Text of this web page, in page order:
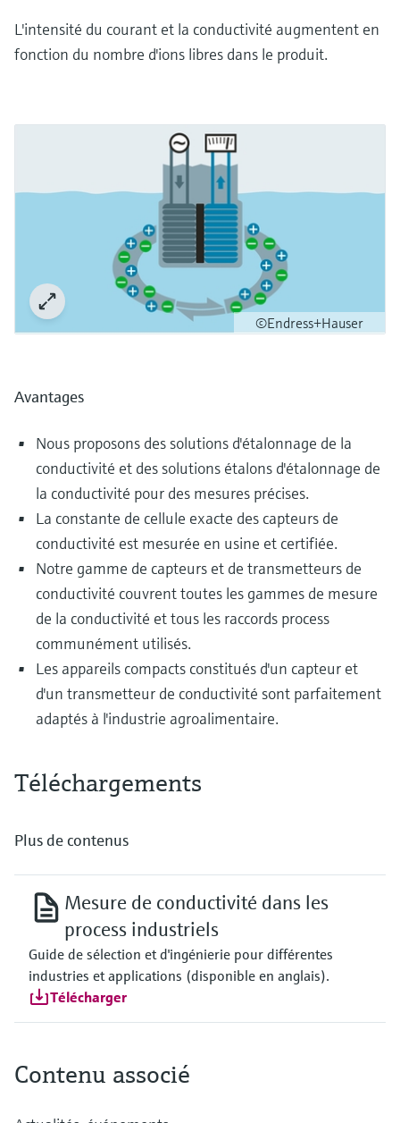
L'intensité du courant et la conductivité augmentent en
fonction du nombre d'ions libres dans le produit.
©Endress+Hauser
Avantages
Nous proposons des solutions d'étalonnage de la
conductivité et des solutions étalons d'étalonnage de
la conductivité pour des mesures précises.
La constante de cellule exacte des capteurs de
conductivité est mesurée en usine et certifiée.
Notre gamme de capteurs et de transmetteurs de
conductivité couvrent toutes les gammes de mesure
de la conductivité et tous les raccords process
communément utilisés.
Les appareils compacts constitués d'un capteur et
d'un transmetteur de conductivité sont parfaitement
adaptés à l'industrie agroalimentaire.
Téléchargements
Plus de contenus
Mesure de conductivité dans les
process industriels
Guide de sélection et d'ingénierie pour différentes
industries et applications (disponible en anglais).
Télécharger
Contenu associé